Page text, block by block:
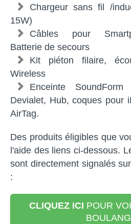
Chargeur sans fil /
15W)
Câbles pour
Batterie de secours
Kit piéton filaire,
Wireless
Enceinte
Devialet, Hub, coques pour
AirTag.
Des produits éligibles que
l'aide des liens ci-dessous.
sont directement signalés
:
CLIQUEZ ICI POUR